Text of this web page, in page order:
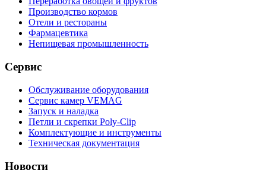
Производство кормов
Отели и рестораны
Фармацевтика
Непищевая промышленность
Сервис
Обслуживание оборудования
Сервис камер VEMAG
Запуск и наладка
Петли и скрепки Poly-Clip
Комплектующие и инструменты
Техническая документация
Новости